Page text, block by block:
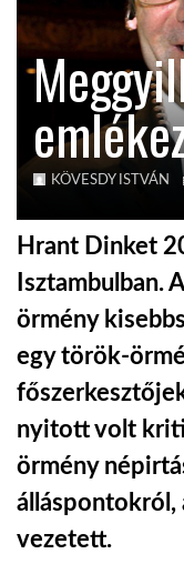
AUSZTRÁLIA
A VILÁG ITTHON
GLOBOTV BP
HÍR3D
TROPICALMAGAZIN
GLOBOTV
KÖVESDY ISTVÁN
Hrant Dinket
Isztambulban.
örmény
egy török-
nyitott volt
örmény
álláspontokról,
vezetett.